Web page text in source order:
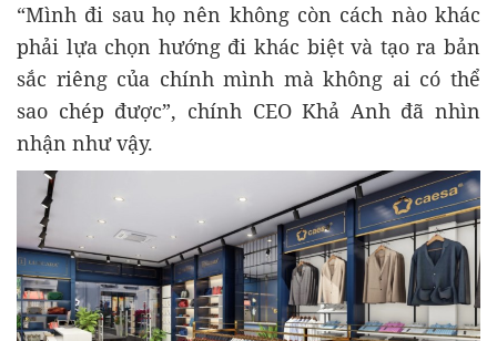
“Mình đi sau họ nên không còn cách nào khác
phải lựa chọn hướng đi khác biệt và tạo ra bản
sắc riêng của chính mình mà không ai có thể
sao chép được”, chính CEO Khả Anh đã nhìn
nhận như vậy.